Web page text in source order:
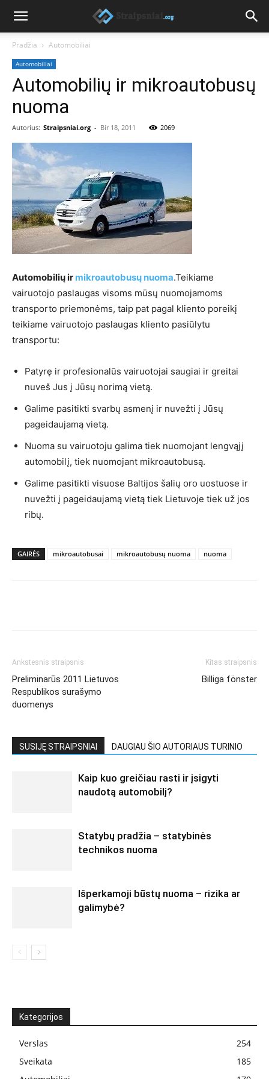
Pradžia Automobiliai
Automobiliai
Automobilių ir mikroautobusų
nuoma
Autorius: Straipsniai.org - Bir 18, 2011 2069
Automobilių ir mikroautobusų nuoma.Teikiame
vairuotojo paslaugas visoms mūsų nuomojamoms
transporto priemonėms, taip pat pagal kliento poreikį
teikiame vairuotojo paslaugas kliento pasiūlytu
transportu:
Patyrę ir profesionalūs vairuotojai saugiai ir greitai
nuveš Jus į Jūsų norimą vietą.
Galime pasitikti svarbų asmenį ir nuvežti į Jūsų
pageidaujamą vietą.
Nuoma su vairuotoju galima tiek nuomojant lengvąjį
automobilį, tiek nuomojant mikroautobusą.
Galime pasitikti visuose Baltijos šalių oro uostuose ir
nuvežti į pageidaujamą vietą tiek Lietuvoje tiek už jos
ribų.
GAIRĖS mikroautobusai mikroautobusų nuoma nuoma
Ankstesnis straipsnis
Preliminarūs 2011 Lietuvos
Respublikos surašymo
duomenys
Kitas straipsnis
Billiga fönster
SUSIJĘ STRAIPSNIAI DAUGIAU ŠIO AUTORIAUS TURINIO
Kaip kuo greičiau rasti ir įsigyti
naudotą automobilį?
Statybų pradžia – statybinės
technikos nuoma
Išperkamoji būstų nuoma – rizika ar
galimybė?
Kategorijos
Verslas
254
Sveikata
185